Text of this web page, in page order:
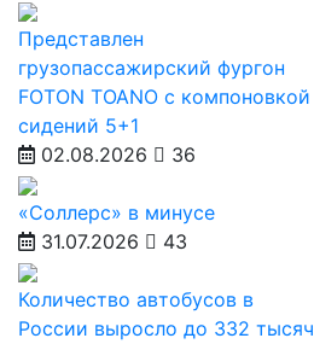
Представлен
грузопассажирский фургон
FOTON TOANO с компоновкой
сидений 5+1
02.08.2026
36
«Соллерс» в минусе
31.07.2026
43
Количество автобусов в
России выросло до 332 тысяч